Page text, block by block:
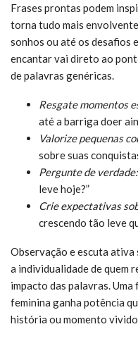
Frases prontas podem
torna tudo mais
sonhos ou até os desafios
encantar vai direto ao
de palavras genéricas.
Resgate momentos
até a barriga doer
Valorize pequenas
sobre suas
Pergunte de verdade:
leve hoje?”
Crie expectativas
crescendo tão leve
Observação e escuta
a individualidade de quem
impacto das palavras.
feminina ganha potência
história ou momento